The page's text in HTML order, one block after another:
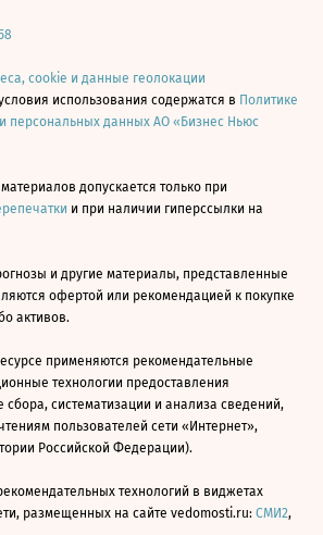
cookie и данные геолокации
использования содержатся в Политике
персональных данных АО «Бизнес Ньюс
допускается только при
и при наличии гиперссылки на
и другие материалы, представленные
офертой или рекомендацией к покупке
активов.
применяются рекомендательные
технологии предоставления
систематизации и анализа сведений,
пользователей сети «Интернет»,
Российской Федерации).
технологий в виджетах
размещенных на сайте vedomosti.ru: СМИ2,